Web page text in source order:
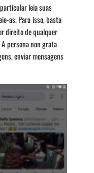
leia suas
as. Para isso, basta
direito de qualquer
A persona non grata
enviar mensagens